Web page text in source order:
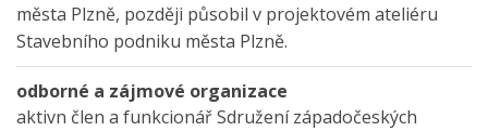
města Plzně, později působil v projektovém ateliéru
Stavebního podniku města Plzně.
odborné a zájmové organizace
aktivn člen a funkcionář Sdružení západočeských